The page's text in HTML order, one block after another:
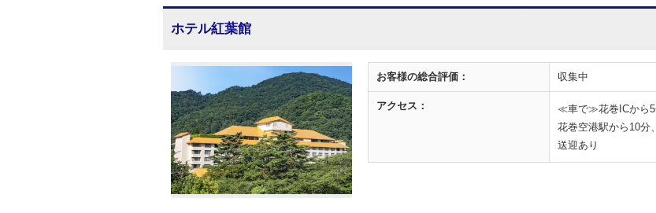
ホテル紅葉館
お客様の総合評価： 収集中
アクセス：
≪車で≫花巻ICから5
花巻空港駅から10分
送迎あり